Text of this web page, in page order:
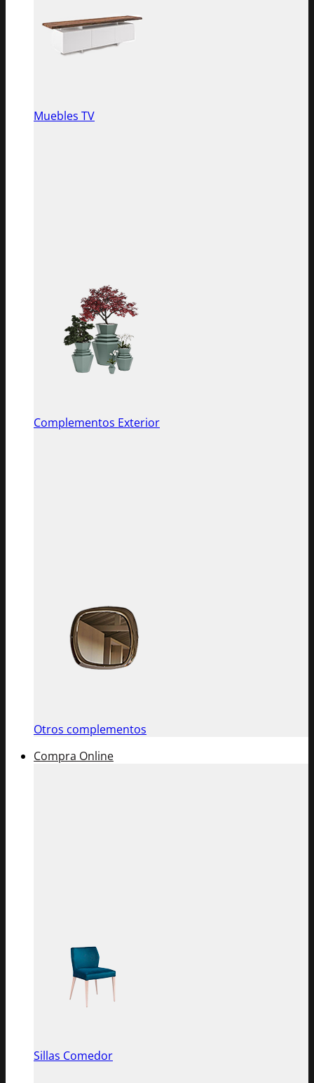
Muebles TV
Complementos Exterior
Otros complementos
Compra Online
Sillas Comedor